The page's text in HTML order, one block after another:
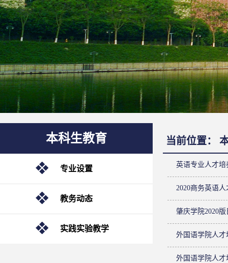
本科生教育
专业设置
教务动态
实践实验教学
当前位置：
英语专业人才培
2020商务英语
肇庆学院2020
外国语学院人才
外国语学院人才